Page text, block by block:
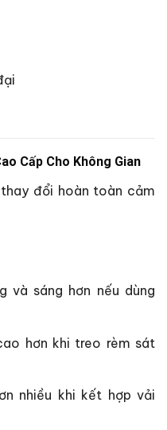
Cấp Cho Không Gian
đổi hoàn toàn cảm
và sáng hơn nếu dùng
hơn khi treo rèm sát
nhiều khi kết hợp vải